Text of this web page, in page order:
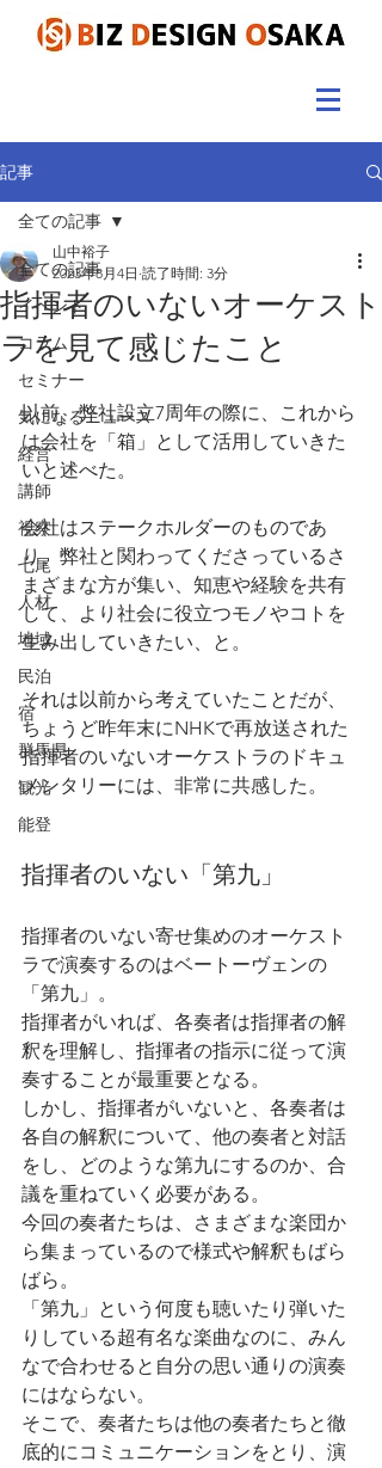
記事
全ての記事
イベント
コラム
セミナー
気になるニュース
経営
講師
視察
七尾
人材
地域
民泊
宿
群馬県
観光
能登
全ての記事
指揮者のいないオーケスト
ラを見て感じたこと
山中裕子
2023年8月4日 読了時間: 3分
以前、弊社設立7周年の際に、これから
は会社を「箱」として活用していきた
いと述べた。
会社はステークホルダーのものであ
り、弊社と関わってくださっているさ
まざまな方が集い、知恵や経験を共有
して、より社会に役立つモノやコトを
生み出していきたい、と。
それは以前から考えていたことだが、
ちょうど昨年末にNHKで再放送された
指揮者のいないオーケストラのドキュ
メンタリーには、非常に共感した。
指揮者のいない「第九」
指揮者のいない寄せ集めのオーケスト
ラで演奏するのはベートーヴェンの
「第九」。
指揮者がいれば、各奏者は指揮者の解
釈を理解し、指揮者の指示に従って演
奏することが最重要となる。
しかし、指揮者がいないと、各奏者は
各自の解釈について、他の奏者と対話
をし、どのような第九にするのか、合
議を重ねていく必要がある。
今回の奏者たちは、さまざまな楽団か
ら集まっているので様式や解釈もばら
ばら。
「第九」という何度も聴いたり弾いた
りしている超有名な楽曲なのに、みん
なで合わせると自分の思い通りの演奏
にはならない。
そこで、奏者たちは他の奏者たちと徹
底的にコミュニケーションをとり、演